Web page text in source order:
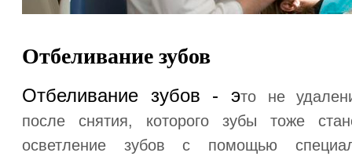
Отбеливание зубов
Отбеливание зубов - это не
после снятия, которого зубы тоже
осветление зубов с помощью